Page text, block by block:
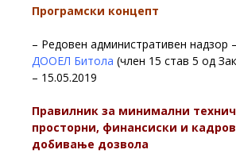
Програмски концепт
– Редовен административен надзор –
ДООЕЛ Битола (член 15 став 5 од
– 15.05.2019
Правилник за минимални
просторни, финансиски и
добивање дозвола